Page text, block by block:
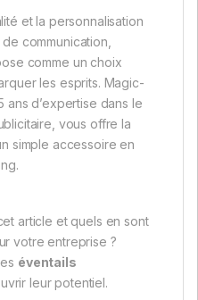
et la personnalisation
communication,
comme un choix
les esprits. Magic-
ans d’expertise dans le
vous offre la
simple accessoire en
article et quels en sont
votre entreprise ?
éventails
leur potentiel.